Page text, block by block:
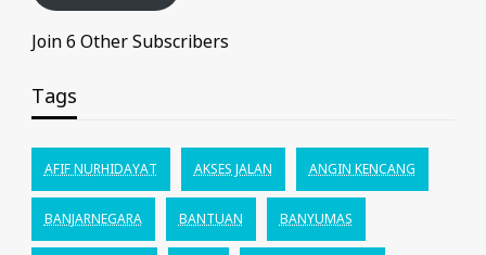
Join 6 Other Subscribers
Tags
AFIF NURHIDAYAT AKSES JALAN ANGIN KENCANG
BANJARNEGARA BANTUAN BANYUMAS